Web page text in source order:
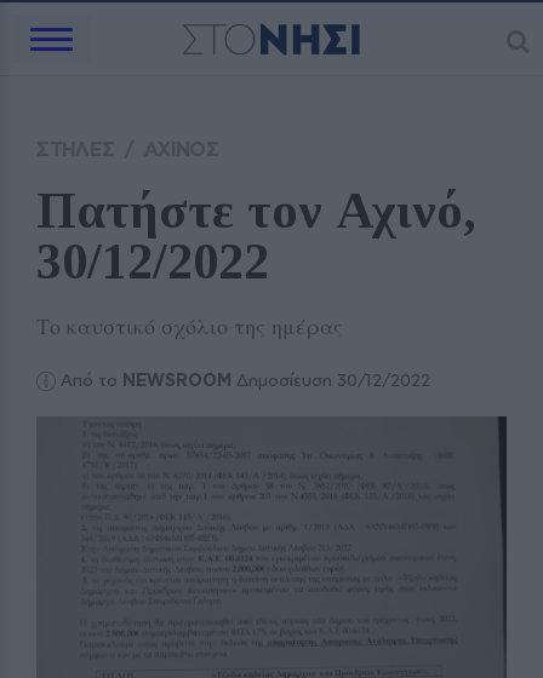
Πατήστε τον Αχινό,
30/12/2022
Το καυστικό σχόλιο της ημέρας
Από το NEWSROOM Δημοσίευση 30/12/2022